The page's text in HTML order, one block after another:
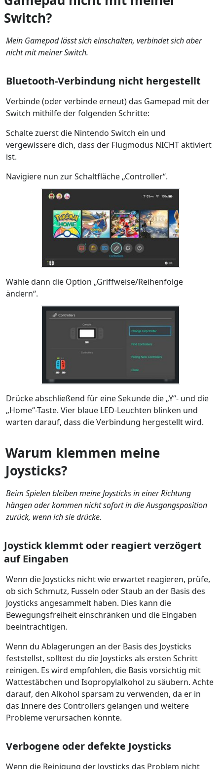
Switch?
Mein Gamepad lässt sich einschalten, verbindet sich aber
nicht mit meiner Switch.
Bluetooth-Verbindung nicht hergestellt
Verbinde (oder verbinde erneut) das Gamepad mit der
Switch mithilfe der folgenden Schritte:
Schalte zuerst die Nintendo Switch ein und
vergewissere dich, dass der Flugmodus NICHT aktiviert
ist.
Navigiere nun zur Schaltfläche „Controller“.
Wähle dann die Option „Griffweise/Reihenfolge
ändern“.
Drücke abschließend für eine Sekunde die „Y“- und die
„Home“-Taste. Vier blaue LED-Leuchten blinken und
warten darauf, dass die Verbindung hergestellt wird.
Warum klemmen meine
Joysticks?
Beim Spielen bleiben meine Joysticks in einer Richtung
hängen oder kommen nicht sofort in die Ausgangsposition
zurück, wenn ich sie drücke.
Joystick klemmt oder reagiert verzögert
auf Eingaben
Wenn die Joysticks nicht wie erwartet reagieren, prüfe,
ob sich Schmutz, Fusseln oder Staub an der Basis des
Joysticks angesammelt haben. Dies kann die
Bewegungsfreiheit einschränken und die Eingaben
beeinträchtigen.
Wenn du Ablagerungen an der Basis des Joysticks
feststellst, solltest du die Joysticks als ersten Schritt
reinigen. Es wird empfohlen, die Basis vorsichtig mit
Wattestäbchen und Isopropylalkohol zu säubern. Achte
darauf, den Alkohol sparsam zu verwenden, da er in
das Innere des Controllers gelangen und weitere
Probleme verursachen könnte.
Verbogene oder defekte Joysticks
Wenn die Reinigung der Joysticks das Problem nicht